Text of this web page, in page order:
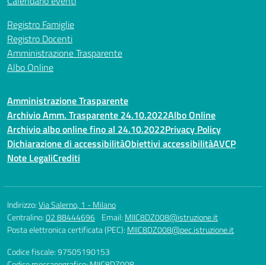
Registro Famiglie
Registro Docenti
Amministrazione Trasparente
Albo Online
Amministrazione Trasparente
Archivio Amm. Trasparente 24.10.2022Albo Online
Archivio albo online fino al 24.10.2022Privacy Policy
Dichiarazione di accessibilitàObiettivi accessibilitàAVCP
Note LegaliCrediti
Indirizzo:Via Salerno, 1 - Milano
Centralino:02 88444696 Email: MIIC8DZ008@istruzione.it
Posta elettronica certificata (PEC): MIIC8DZ008@pec.istruzione.it
Codice fiscale: 97505190153